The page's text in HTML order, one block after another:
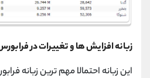
زبانه افزایش ها و تغییرات در
این زبانه احتمالا مهم ترین زبانه